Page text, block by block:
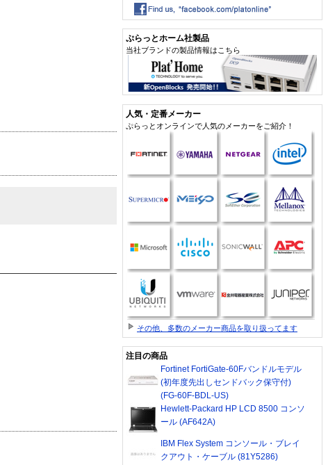
ぷらっとホーム社製品
当社ブランドの製品情報はこちら
人気・定番メーカー
ぷらっとオンラインで人気のメーカーをご紹介！
その他、多数のメーカー商品を取り扱ってます
注目の商品
Fortinet FortiGate-60Fバンドルモデル
(初年度先出しセンドバック保守付)
(FG-60F-BDL-US)
Hewlett-Packard HP LCD 8500 コンソ
ール (AF642A)
IBM Flex System コンソール・ブレイ
クアウト・ケーブル (81Y5286)